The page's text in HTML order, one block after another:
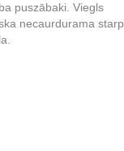
puszābaki. Viegls
necaurdurama